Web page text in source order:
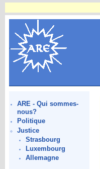
ARE - Qui sommes-
nous?
Politique
Justice
Strasbourg
Luxembourg
Allemagne